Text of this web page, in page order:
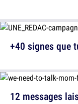
12 messages
+40 signes que